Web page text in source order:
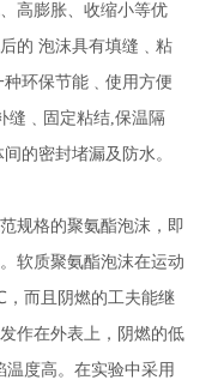
高膨胀、收缩小等优
的 泡沫具有填缝﹑粘
环保节能﹑使用方便
缝﹑固定粘结,保温隔
的密封堵漏及防水。
规格的聚氨酯泡沫，即
软质聚氨酯泡沫在运动
而且阴燃的工夫能继
作在外表上，阴燃的低
度高。在实验中采用